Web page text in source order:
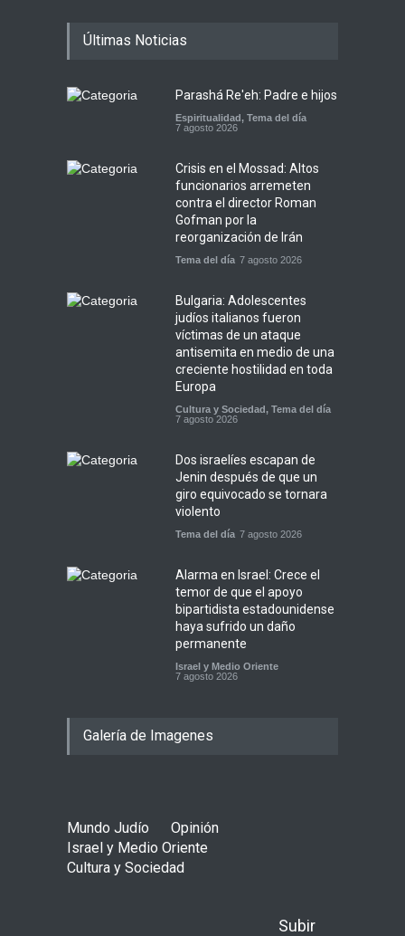
Últimas Noticias
Parashá Re'eh: Padre e hijos
Espiritualidad, Tema del día
7 agosto 2026
Crisis en el Mossad: Altos
funcionarios arremeten
contra el director Roman
Gofman por la
reorganización de Irán
Tema del día 7 agosto 2026
Bulgaria: Adolescentes
judíos italianos fueron
víctimas de un ataque
antisemita en medio de una
creciente hostilidad en toda
Europa
Cultura y Sociedad, Tema del día
7 agosto 2026
Dos israelíes escapan de
Jenin después de que un
giro equivocado se tornara
violento
Tema del día 7 agosto 2026
Alarma en Israel: Crece el
temor de que el apoyo
bipartidista estadounidense
haya sufrido un daño
permanente
Israel y Medio Oriente
7 agosto 2026
Galería de Imagenes
Mundo Judío
Opinión
Israel y Medio Oriente
Cultura y Sociedad
Subir